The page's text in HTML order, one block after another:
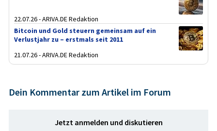
22.07.26 - ARIVA.DE Redaktion
Bitcoin und Gold steuern gemeinsam auf ein
Verlustjahr zu – erstmals seit 2011
21.07.26 - ARIVA.DE Redaktion
Dein Kommentar zum Artikel im Forum
Jetzt anmelden und diskutieren